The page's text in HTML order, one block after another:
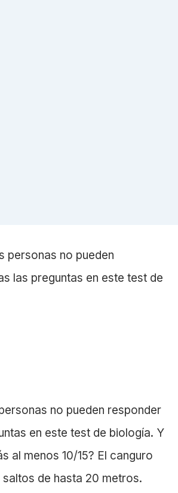
no pueden responder
en este test de biología. Y
al menos 10/15? El canguro
de hasta 20 metros.